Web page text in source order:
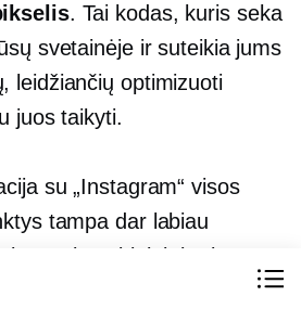
. Tai kodas, kuris seka
svetainėje ir suteikia jums
leidžiančių optimizuoti
juos taikyti.
su „Instagram“ visos
tampa dar labiau
lengvai pasirinkti, kuriuos
Instagram tinkle ir